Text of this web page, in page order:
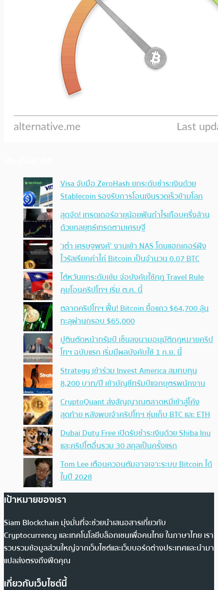
Visa จับมือ ZeroHash ยกระดับชำระเงินด้วย
Stablecoin รองรับการโอนเงินรวดเร็วข้ามโลก
สุดจัด! เทรดเดอร์อายุน้อยฟันกำไรเกือบครึ่งล้าน
ด้วยกลยุทธ์เทรดตามเศรษฐี
‘เต๋า เศรษฐพงศ์’ งานเข้า NAS โดนแฮกเกอร์ฝัง
ไวรัสเรียกค่าไถ่ Bitcoin เป็นจำนวน 0.07 BTC
ไต้หวันยกระดับเข้ม จ่อบังคับใช้กฏ Travel Rule
คุมโอนคริปโทฯ เริ่ม ต.ค. นี้
ตลาดคริปโทฯ ฟื้น! Bitcoin ยื้อแถว $64,700 ลุ้น
ทะลุผ่านกรอบ $65,000
ปูตินตัดหน้าทรัมป์ เซ็นลงนามอนุมัติกฎหมายคริป
โทฯ ฉบับแรก เริ่มมีผลบังคับใช้ 1 ก.ย. นี้
Strategy เข้าร่วม Invest America สมทบทุน
8,200 บาท/ปี เข้าบัญชีทรัมป์แจกบุตรพนักงาน
CryptoQuant ส่งสัญญาณตลาดหมีเข้าสู่โค้ง
สุดท้าย หลังพบเจ้าคริปโทฯ ซุ่มเก็บ BTC และ ETH
Dubai Duty Free เปิดรับชำระเงินด้วย Shiba Inu
และคริปโตอื่นรวม 30 สกุลเป็นครั้งแรก
Tom Lee เตือนควอนตัมอาจเจาะระบบ Bitcoin ได้
ในปี 2028
เป้าหมายของเรา
Siam Blockchain มุ่งมั่นที่จะช่วยนำเสนอสารเกี่ยวกับ
Cryptocurrency และเทคโนโลยีบล็อกเชนเพื่อคนไทย ในภาษาไทย เรา
รวบรวมข้อมูลส่วนใหญ่จากเว็บไซต์และเว็บบอร์ดต่างประเทศและนำมา
แปลส่งตรงถึงฟีดคุณ
เกี่ยวกับเว็บไซต์นี้